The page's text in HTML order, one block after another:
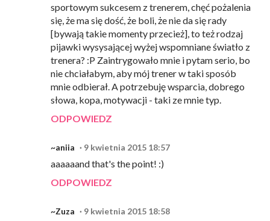
sportowym sukcesem z trenerem, chęć pożalenia
się, że ma się dość, że boli, że nie da się rady
[bywają takie momenty przecież], to też rodzaj
pijawki wysysającej wyżej wspomniane światło z
trenera? :P Zaintrygowało mnie i pytam serio, bo
nie chciałabym, aby mój trener w taki sposób
mnie odbierał. A potrzebuję wsparcia, dobrego
słowa, kopa, motywacji - taki ze mnie typ.
ODPOWIEDZ
~aniia 9 kwietnia 2015 18:57
aaaaaand that's the point! :)
ODPOWIEDZ
~Zuza 9 kwietnia 2015 18:58